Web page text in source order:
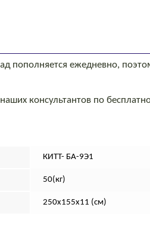
ежедневно,
консультантов по
КИТТ- БА-9Э1
50(кг)
250х155х11 (см)